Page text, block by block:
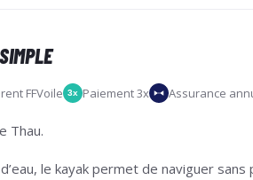
FFVoile 3x Paiement 3x Assurance
Thau.
le kayak permet de naviguer